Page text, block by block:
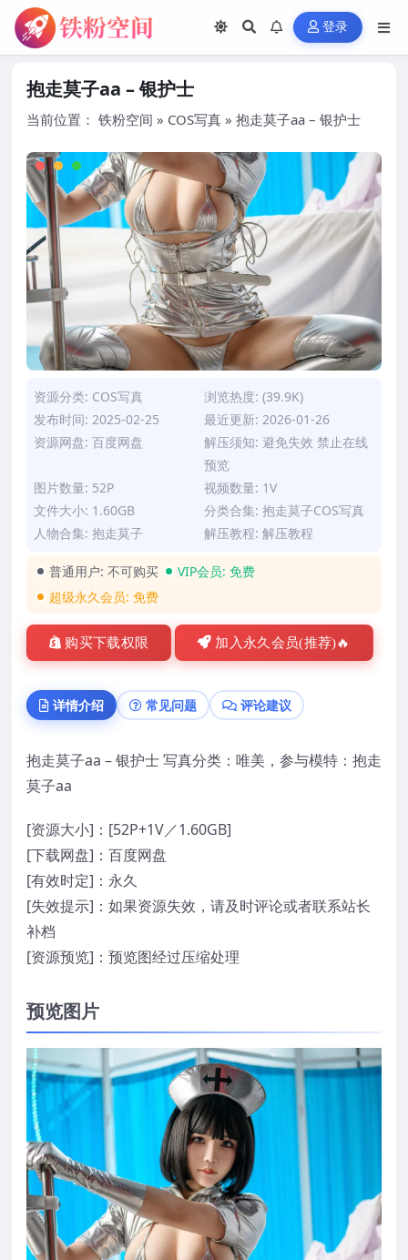
登录
抱走莫子aa – 银护士
当前位置： 铁粉空间 » COS写真 » 抱走莫子aa – 银护士
资源分类: COS写真
浏览热度: (39.9K)
发布时间: 2025-02-25
最近更新: 2026-01-26
资源网盘: 百度网盘
解压须知: 避免失效 禁止在线
预览
图片数量: 52P
视频数量: 1V
文件大小: 1.60GB
分类合集: 抱走莫子COS写真
人物合集: 抱走莫子 解压教程: 解压教程
普通用户: 不可购买 VIP会员: 免费
超级永久会员: 免费
购买下载权限 加入永久会员(推荐)🔥
详情介绍 常见问题 评论建议
抱走莫子aa – 银护士 写真分类：唯美，参与模特：抱走
莫子aa
[资源大小]：[52P+1V／1.60GB]
[下载网盘]：百度网盘
[有效时定]：永久
[失效提示]：如果资源失效，请及时评论或者联系站长
补档
[资源预览]：预览图经过压缩处理
预览图片